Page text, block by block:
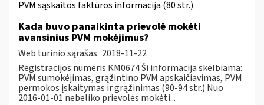
PVM sąskaitos faktūros informacija (80 str.)
Kada buvo panaikinta prievolė mokėti
avansinius PVM mokėjimus?
Web turinio sąrašas 2018-11-22
Registracijos numeris KM0674 Ši informacija skelbiama:
PVM sumokėjimas, grąžintino PVM apskaičiavimas, PVM
permokos įskaitymas ir grąžinimas (90-94 str.) Nuo
2016-01-01 nebeliko prievolės mokėti...